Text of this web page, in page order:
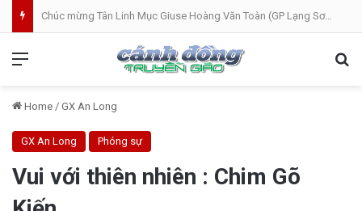
Chúc mừng Tân Linh Mục Giuse Hoàng Văn Toàn (GP Lạng Sơn và Cao Bằng)
Home / GX An Long
GX An Long Phóng sự
Vui với thiên nhiên : Chim Gõ